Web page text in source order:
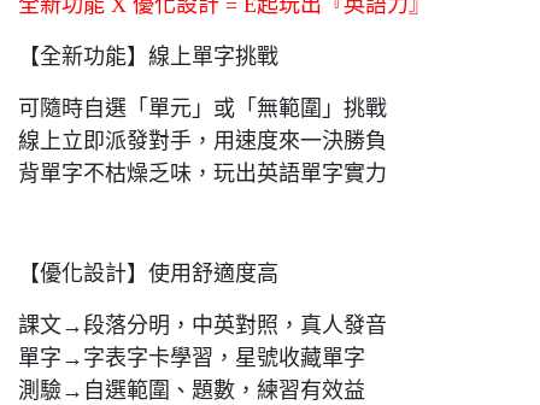
全新功能 X 優化設計 = E起玩出『英語力』
【全新功能】線上單字挑戰
可隨時自選「單元」或「無範圍」挑戰
線上立即派發對手，用速度來一決勝負
背單字不枯燥乏味，玩出英語單字實力
【優化設計】使用舒適度高
課文→段落分明，中英對照，真人發音
單字→字表字卡學習，星號收藏單字
測驗→自選範圍、題數，練習有效益